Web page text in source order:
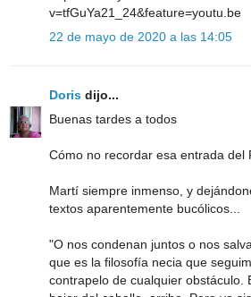
v=tfGuYa21_24&feature=youtu.be
22 de mayo de 2020 a las 14:05
Doris dijo...
Buenas tardes a todos
Cómo no recordar esa entrada del
Martí siempre inmenso, y
textos aparentemente bucólicos...
"O nos condenan juntos o nos
que es la filosofía necia que
contrapelo de cualquier obstáculo.